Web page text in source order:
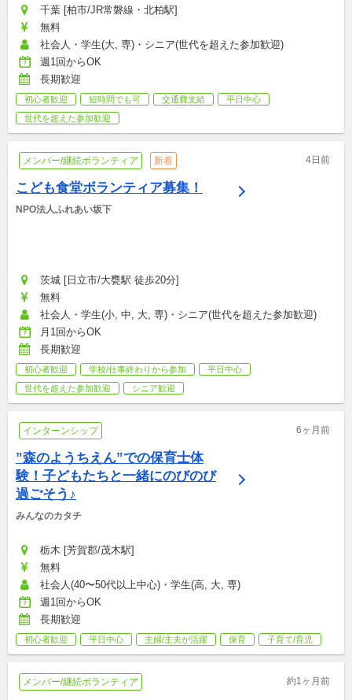
千葉 [柏市/JR常磐線・北柏駅]
無料
社会人・学生(大, 専)・シニア(世代を超えた参加歓迎)
週1回からOK
長期歓迎
初心者歓迎 短時間でも可 交通費支給
平日中心
世代を超えた参加歓迎
メンバー/継続ボランティア 新着 4日前
こども食堂ボランティア募集！
NPO法人ふれあい坂下
茨城 [日立市/大甕駅 徒歩20分]
無料
社会人・学生(小, 中, 大, 専)・シニア(世代を超えた参加歓迎)
月1回からOK
長期歓迎
初心者歓迎 学校/仕事終わりから参加
平日中心
世代を超えた参加歓迎
シニア歓迎
インターンシップ 6ヶ月前
”森のようちえん”での保育士体
験！子どもたちと一緒にのびのび
過ごそう♪
みんなのカタチ
栃木 [芳賀郡/茂木駅]
無料
社会人(40〜50代以上中心)・学生(高, 大, 専)
週1回からOK
長期歓迎
初心者歓迎 平日中心 主婦/主夫が活躍 保育 子育て/育児
メンバー/継続ボランティア 約1ヶ月前